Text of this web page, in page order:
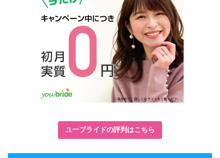
ユーブライドの評判はこちら